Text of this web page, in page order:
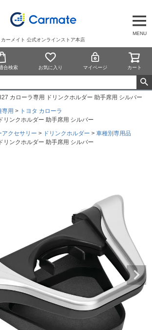
MENU
カーメイト 公式オンラインストア本店
合検索 お気に入り マイページ カート
カローラ専用 ドリンクホルダー 助手席用 シルバー
専用
トヨタ カローラ
リンクホルダー 助手席用 シルバー
アクセサリー ドリンクホルダー
車種別専用品
リンクホルダー 助手席用 シルバー